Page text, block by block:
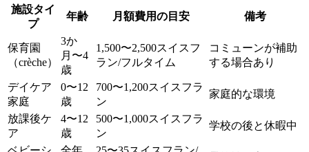
施設タイ
プ
年齢 月額費用の目安 備考
保育園
（crèche）
3か
月〜4
歳
1,500〜2,500スイスフ
ラン/フルタイム
コミューンが補助
する場合あり
デイケア
家庭
0〜12
歳
700〜1,200スイスフラ
ン
家庭的な環境
放課後ケ
ア
4〜12
歳
500〜1,000スイスフラ
ン
学校の後と休暇中